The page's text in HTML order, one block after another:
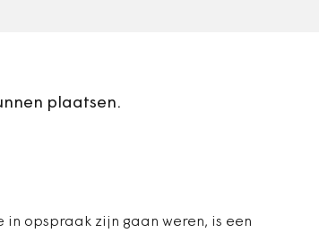
plaatsen.
opspraak zijn gaan weren, is een